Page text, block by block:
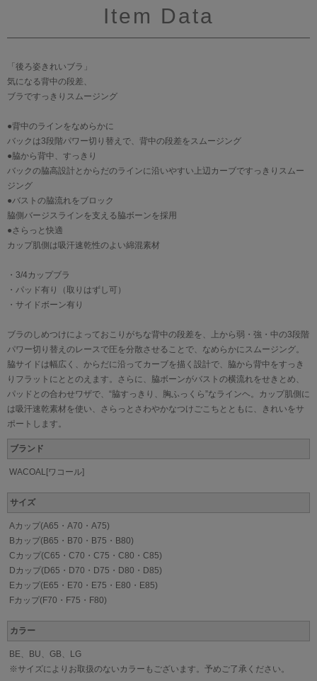
Item Data
「後ろ姿きれいブラ」
気になる背中の段差、
ブラですっきりスムージング
●背中のラインをなめらかに
バックは3段階パワー切り替えで、背中の段差をスムージング
●脇から背中、すっきり
バックの脇高設計とからだのラインに沿いやすい上辺カーブですっきりスムー
ジング
●バストの脇流れをブロック
脇側バージスラインを支える脇ボーンを採用
●さらっと快適
カップ肌側は吸汗速乾性のよい綿混素材
・3/4カップブラ
・パッド有り（取りはずし可）
・サイドボーン有り
ブラのしめつけによっておこりがちな背中の段差を、上から弱・強・中の3段階
パワー切り替えのレースで圧を分散させることで、なめらかにスムージング。
脇サイドは幅広く、からだに沿ってカーブを描く設計で、脇から背中をすっき
りフラットにととのえます。さらに、脇ボーンがバストの横流れをせきとめ、
パッドとの合わせワザで、“脇すっきり、胸ふっくら”なラインヘ。カップ肌側に
は吸汗速乾素材を使い、さらっとさわやかなつけごこちとともに、きれいをサ
ポートします。
ブランド
WACOAL[ワコール]
サイズ
Aカップ(A65・A70・A75)
Bカップ(B65・B70・B75・B80)
Cカップ(C65・C70・C75・C80・C85)
Dカップ(D65・D70・D75・D80・D85)
Eカップ(E65・E70・E75・E80・E85)
Fカップ(F70・F75・F80)
カラー
BE、BU、GB、LG
※サイズによりお取扱のないカラーもございます。予めご了承ください。